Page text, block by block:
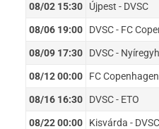
08/02 15:30 Újpest - DVSC
08/06 19:00 DVSC - FC
08/09 17:30 DVSC -
08/12 00:00 FC
08/16 16:30 DVSC - ETO
08/22 00:00 Kisvárda - DVSC